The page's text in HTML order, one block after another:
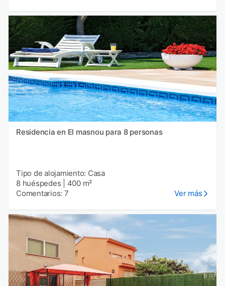
Residencia en El masnou para 8 personas
Tipo de alojamiento: Casa
8 huéspedes
400 m²
Comentarios: 7
Ver más